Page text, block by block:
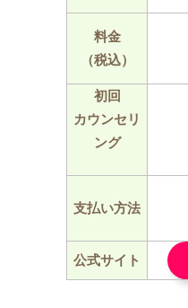
料金
（税込）
初回
カウンセリ
ング
支払い方法
公式サイト